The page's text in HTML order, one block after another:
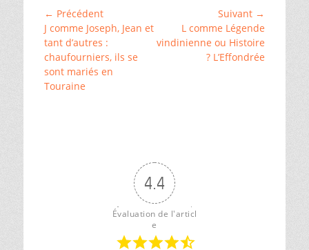
s
k
y
b
o
o
k
a
g
e
r
Langeais
Poterie,
céramique,
Vallée
de
Navigation
de
l’article
← Précédent
Article
précédent :
J comme Joseph, Jean et
tant d’autres :
chaufourniers, ils se
sont mariés en
Touraine
Suivant →
Article
suivant :
L comme Légende
vindinienne ou Histoire
? L’Effondrée
4.4
Évaluation de l'articl
e